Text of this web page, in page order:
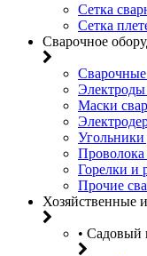
Сетка
Сетка
Сварочное
Маски
Угольники
Проволока
Горелки и
Прочие
Хозяйственные
• Садовый